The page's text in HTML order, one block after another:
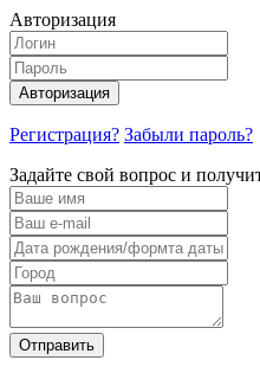
Авторизация
Авторизация
Регистрация? Забыли пароль?
Задайте свой вопрос и
Отправить